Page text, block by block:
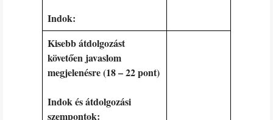
Indok:
Kisebb átdolgozást
követően javaslom
megjelenésre (18 – 22 pont)
Indok és átdolgozási
szempontok: